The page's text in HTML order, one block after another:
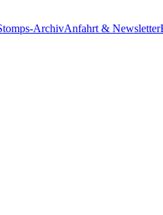
ArchivAnfahrt & Newsletter